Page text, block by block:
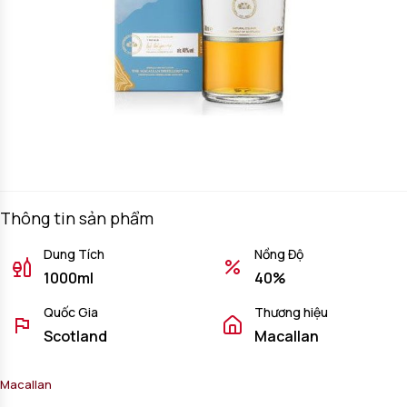
Thông tin sản phẩm
Dung Tích
1000ml
Nồng Độ
40%
Quốc Gia
Scotland
Thương hiệu
Macallan
Macallan